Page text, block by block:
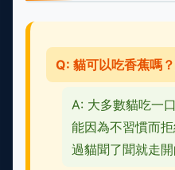
Q: 貓可以吃香蕉嗎
A: 大多數貓吃一
能因為不習慣而
過貓聞了聞就走開